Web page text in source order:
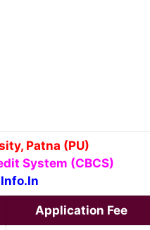
Patna (PU)
System (CBCS)
Application Fee